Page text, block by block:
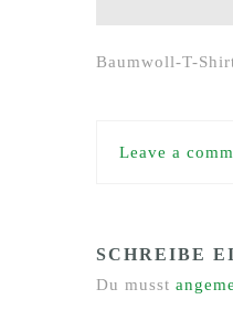
Baumwoll-T-
Leave a
SCHREIBE
Du musst